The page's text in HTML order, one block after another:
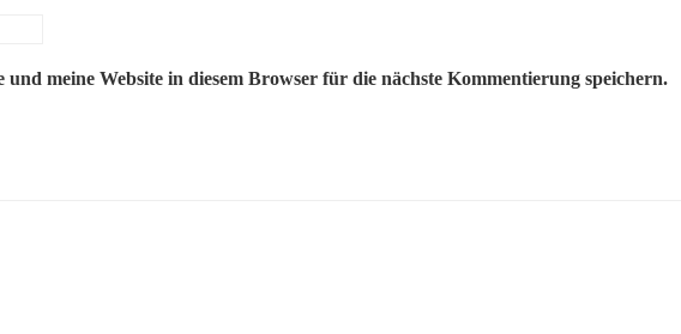
meine Website in diesem Browser für die nächste Kommentierung speichern.